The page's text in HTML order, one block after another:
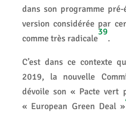
dans son programme
version considérée par
comme très radicale
39
.
C’est dans ce contexte
2019, la nouvelle
dévoile son « Pacte vert
« European Green Deal »